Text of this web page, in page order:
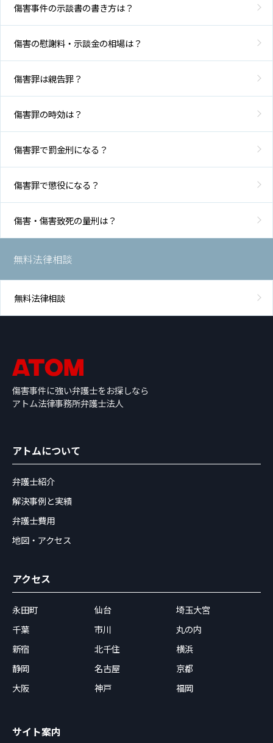
傷害事件の示談書の書き方は？
傷害の慰謝料・示談金の相場は？
傷害罪は親告罪？
傷害罪の時効は？
傷害罪で罰金刑になる？
傷害罪で懲役になる？
傷害・傷害致死の量刑は？
無料法律相談
無料法律相談
傷害事件に強い弁護士をお探しなら
アトム法律事務所弁護士法人
アトムについて
弁護士紹介
解決事例と実績
弁護士費用
地図・アクセス
アクセス
永田町 仙台
埼玉大宮
千葉
市川
丸の内
新宿
北千住
横浜
静岡
名古屋
京都
大阪
神戸 福岡
サイト案内